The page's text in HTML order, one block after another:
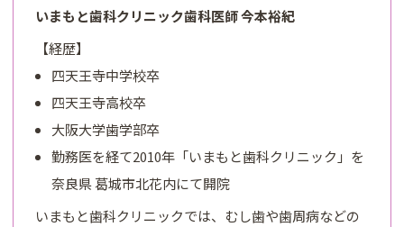
いまもと歯科クリニック歯科医師 今本裕紀
【経歴】
四天王寺中学校卒
四天王寺高校卒
大阪大学歯学部卒
勤務医を経て2010年「いまもと歯科クリニック」を
奈良県 葛城市北花内にて開院
いまもと歯科クリニックでは、むし歯や歯周病などの